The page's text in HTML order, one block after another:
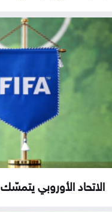
الاتحاد الأوروبي